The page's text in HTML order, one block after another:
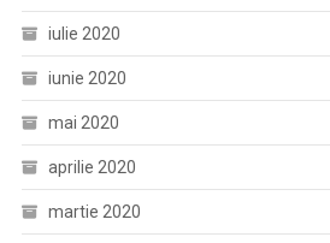
iulie 2020
iunie 2020
mai 2020
aprilie 2020
martie 2020